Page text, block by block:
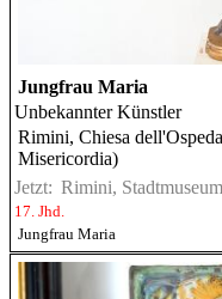
Jungfrau Maria
Unbekannter Künstler
Rimini, Chiesa
Misericordia)
Jetzt: Rimini,
17. Jhd.
Jungfrau Maria